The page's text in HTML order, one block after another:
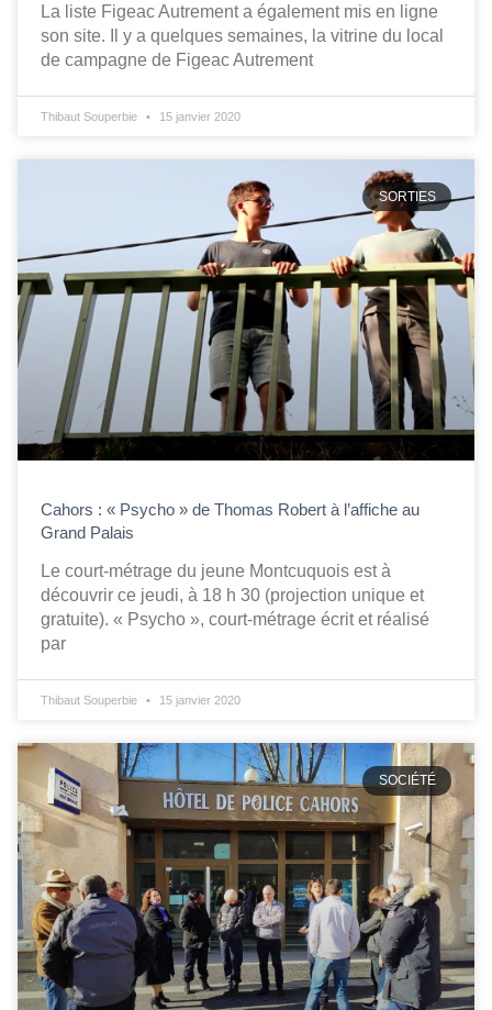
La liste Figeac Autrement a également mis en ligne
son site. Il y a quelques semaines, la vitrine du local
de campagne de Figeac Autrement
Thibaut Souperbie 15 janvier 2020
SORTIES
Cahors : « Psycho » de Thomas Robert à l’affiche au
Grand Palais
Le court-métrage du jeune Montcuquois est à
découvrir ce jeudi, à 18 h 30 (projection unique et
gratuite). « Psycho », court-métrage écrit et réalisé
par
Thibaut Souperbie 15 janvier 2020
SOCIÉTÉ